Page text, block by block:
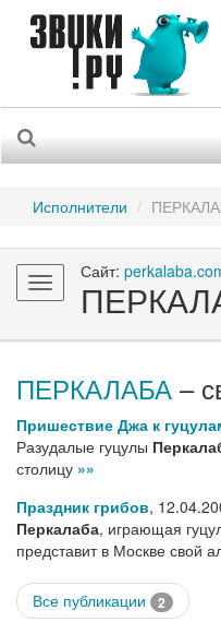
Исполнители
Toggle
navigation
Сайт:
ПЕРКАЛАБА –
Пришествие Джа к
Разудалые гуцулы
столицу »»
Праздник грибов,
Перкалаба, играющая
представит в Москве свой
Все публикации 2